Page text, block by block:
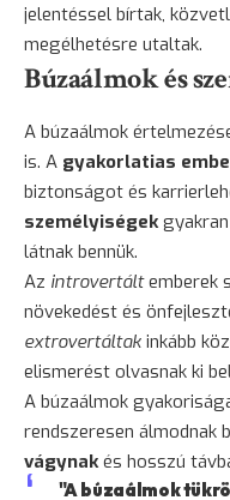
jelentéssel bírtak,
megélhetésre utaltak.
Búzaálmok és
A búzaálmok
is. A gyakorlatias
biztonságot és
személyiségekgyakran
látnak bennük.
Az introvertáltemberek
növekedést és
extrovertáltak inkább
elismerést olvasnak ki
A búzaálmok
rendszeresen álmodnak
vágynakés hosszú
"A búzaálmok